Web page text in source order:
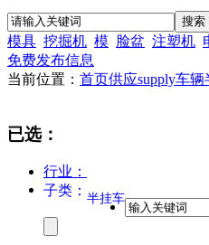
模具 挖掘机 模 脸盆 注塑机
免费发布信息
当前位置： 首页供应supply车辆
已选：
行业：
子类： 半挂车